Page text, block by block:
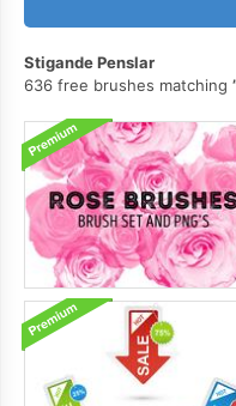
Stigande Penslar
636 free brushes matching